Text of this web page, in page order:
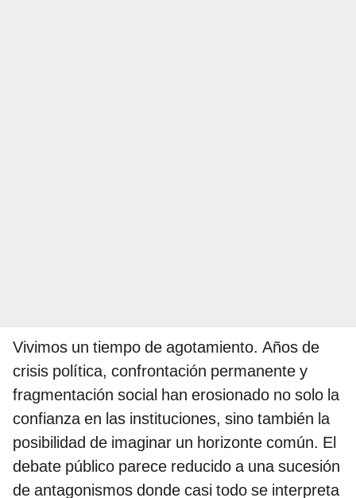
Vivimos un tiempo de agotamiento. Años de
crisis política, confrontación permanente y
fragmentación social han erosionado no solo la
confianza en las instituciones, sino también la
posibilidad de imaginar un horizonte común. El
debate público parece reducido a una sucesión
de antagonismos donde casi todo se interpreta